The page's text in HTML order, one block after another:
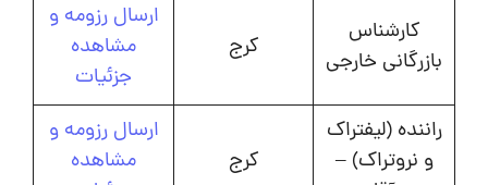
کارشناس
بازرگانی خارجی
کرج
ارسال رزومه و
مشاهده
جزئیات
راننده (لیفتراک
و نروتراک) –
کرج
ارسال رزومه و
مشاهده